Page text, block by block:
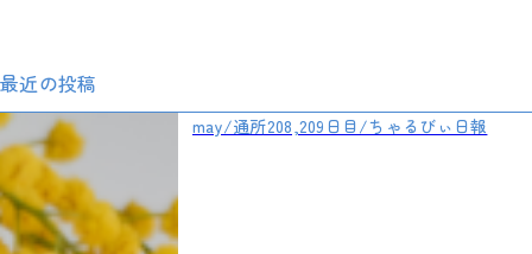
最近の投稿
may/通所208,209日目/ちゃるびぃ日報